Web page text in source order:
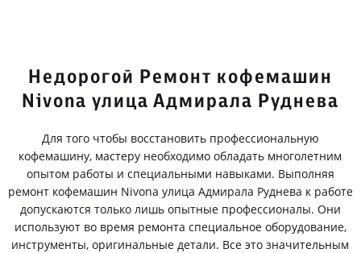
Недорогой Ремонт кофемашин
Nivona улица Адмирала Руднева
Для того чтобы восстановить профессиональную
кофемашину, мастеру необходимо обладать многолетним
опытом работы и специальными навыками. Выполняя
ремонт кофемашин Nivona улица Адмирала Руднева к работе
допускаются только лишь опытные профессионалы. Они
используют во время ремонта специальное оборудование,
инструменты, оригинальные детали. Все это значительным